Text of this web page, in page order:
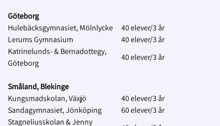
Göteborg
Hulebäcksgymnasiet, Mölnlycke
40 elever/3 år
Lerums Gymnasium
40 elever/3 år
Katrinelunds- & Bernadottegy,
Göteborg
40 elever/3 år
Småland, Blekinge
Kungsmadskolan, Växjö
40 elever/3 år
Sandagymnasiet, Jönköping
60 elever/3 år
Stagneliusskolan & Jenny